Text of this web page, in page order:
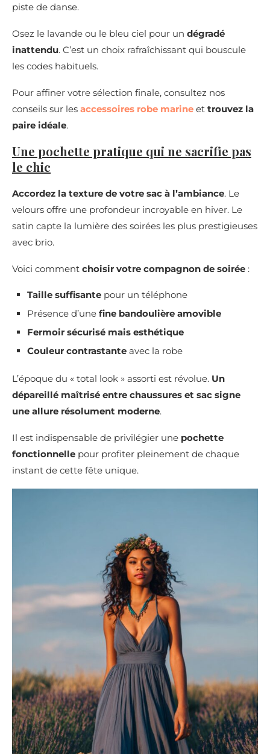
piste de danse.
Osez le lavande ou le bleu ciel pour un dégradé
inattendu. C’est un choix rafraîchissant qui bouscule
les codes habituels.
Pour affiner votre sélection finale, consultez nos
conseils sur les accessoires robe marine et trouvez la
paire idéale.
Une pochette pratique qui ne sacrifie pas
le chic
Accordez la texture de votre sac à l’ambiance. Le
velours offre une profondeur incroyable en hiver. Le
satin capte la lumière des soirées les plus prestigieuses
avec brio.
Voici comment choisir votre compagnon de soirée :
Taille suffisante pour un téléphone
Présence d’une fine bandoulière amovible
Fermoir sécurisé mais esthétique
Couleur contrastante avec la robe
L’époque du « total look » assorti est révolue. Un
dépareillé maîtrisé entre chaussures et sac signe
une allure résolument moderne.
Il est indispensable de privilégier une pochette
fonctionnelle pour profiter pleinement de chaque
instant de cette fête unique.